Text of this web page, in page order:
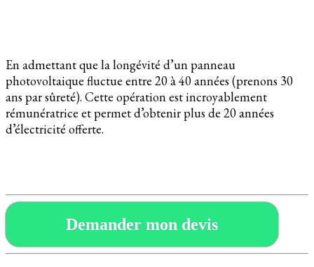
En admettant que la longévité d’un panneau
photovoltaique fluctue entre 20 à 40 années (prenons 30
ans par sûreté). Cette opération est incroyablement
rémunératrice et permet d’obtenir plus de 20 années
d’électricité offerte.
Demander mon devis